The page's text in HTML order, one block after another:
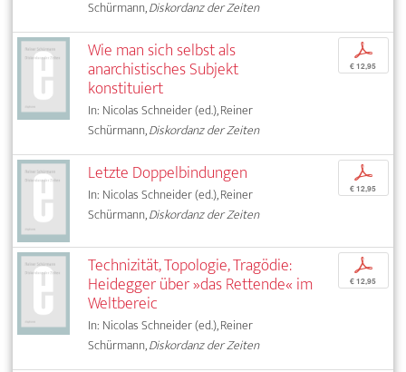
Schürmann,Diskordanz der Zeiten
Wie man sich selbst als
anarchistisches Subjekt
konstituiert
In: Nicolas Schneider (ed.), Reiner
Schürmann,Diskordanz der Zeiten
p
€ 12,95
Letzte Doppelbindungen
In: Nicolas Schneider (ed.), Reiner
Schürmann,Diskordanz der Zeiten
p
€ 12,95
Technizität, Topologie, Tragödie:
Heidegger über »das Rettende« im
Weltbereic
In: Nicolas Schneider (ed.), Reiner
Schürmann,Diskordanz der Zeiten
p
€ 12,95